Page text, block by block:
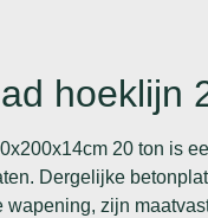
hoeklijn
20 ton is
Dergelijke
zijn